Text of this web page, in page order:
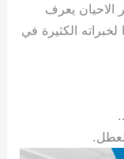
يعرف
الكثيرة في